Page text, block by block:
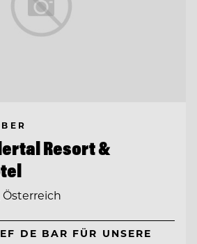
Resort &
DE BAR FÜR UNSERE